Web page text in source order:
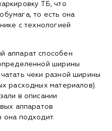
ТБ, что
то есть она
с технологией
аппарат способен
ширины
чеки разной ширины
расходных материалов).
в описании
аппаратов
она подходит.